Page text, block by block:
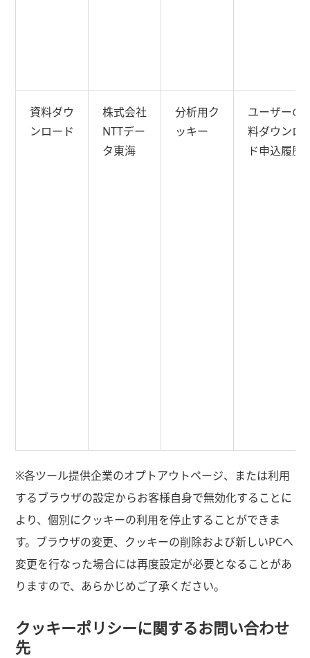
資料ダウ
ンロード
株式会社
NTTデー
タ東海
分析用ク
ッキー
ユーザーの
料ダウンロ
ド申込履歴
※各ツール提供企業のオプトアウトページ、または利用
するブラウザの設定からお客様自身で無効化することに
より、個別にクッキーの利用を停止することができま
す。ブラウザの変更、クッキーの削除および新しいPCへ
変更を行なった場合には再度設定が必要となることがあ
りますので、あらかじめご了承ください。
クッキーポリシーに関するお問い合わせ
先